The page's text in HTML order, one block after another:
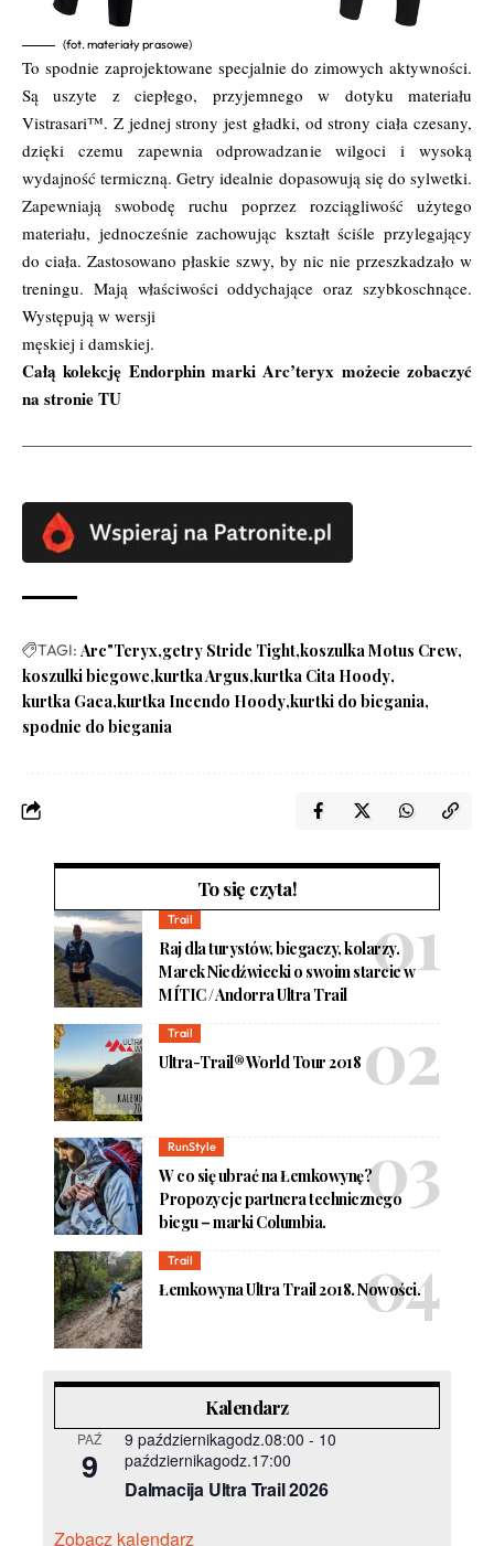
(fot. materiały prasowe)
To spodnie zaprojektowane specjalnie do zimowych aktywności.
Są uszyte z ciepłego, przyjemnego w dotyku materiału
Vistrasari™. Z jednej strony jest gładki, od strony ciała czesany,
dzięki czemu zapewnia odprowadzanie wilgoci i wysoką
wydajność termiczną. Getry idealnie dopasowują się do sylwetki.
Zapewniają swobodę ruchu poprzez rozciągliwość użytego
materiału, jednocześnie zachowując kształt ściśle przylegający
do ciała. Zastosowano płaskie szwy, by nic nie przeszkadzało w
treningu. Mają właściwości oddychające oraz szybkoschnące.
Występują w wersji
męskiej i damskiej.
Całą kolekcję Endorphin marki Arc’teryx możecie zobaczyć
na stronieTU
TAGI: Arc"Teryx getry Stride Tight koszulka Motus Crew
koszulki biegowe kurtka Argus kurtka Cita Hoody
kurtka Gaea kurtka Incendo Hoody kurtki do biegania
spodnie do biegania
To się czyta!
Trail
Raj dla turystów, biegaczy, kolarzy.
Marek Niedźwiecki o swoim starcie w
MÍTIC / Andorra Ultra Trail
Trail
Ultra-Trail® World Tour 2018
RunStyle
W co się ubrać na Łemkowynę?
Propozycje partnera technicznego
biegu – marki Columbia.
Trail
Łemkowyna Ultra Trail 2018. Nowości.
Kalendarz
PAŹ
9
9 październikagodz.08:00 - 10
październikagodz.17:00
Dalmacija Ultra Trail 2026
Zobacz kalendarz